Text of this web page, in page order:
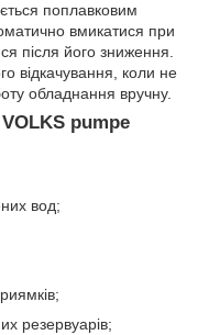
поплавковим
вмикатися при
після його зниження.
відкачування, коли не
обладнання вручну.
pumpe
вод;
резервуарів;